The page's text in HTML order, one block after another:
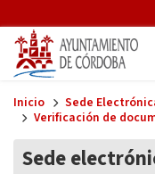
Inicio Sede
Verificación de
Sede